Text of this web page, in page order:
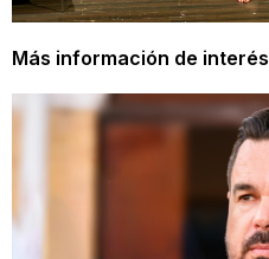
Más información de interés